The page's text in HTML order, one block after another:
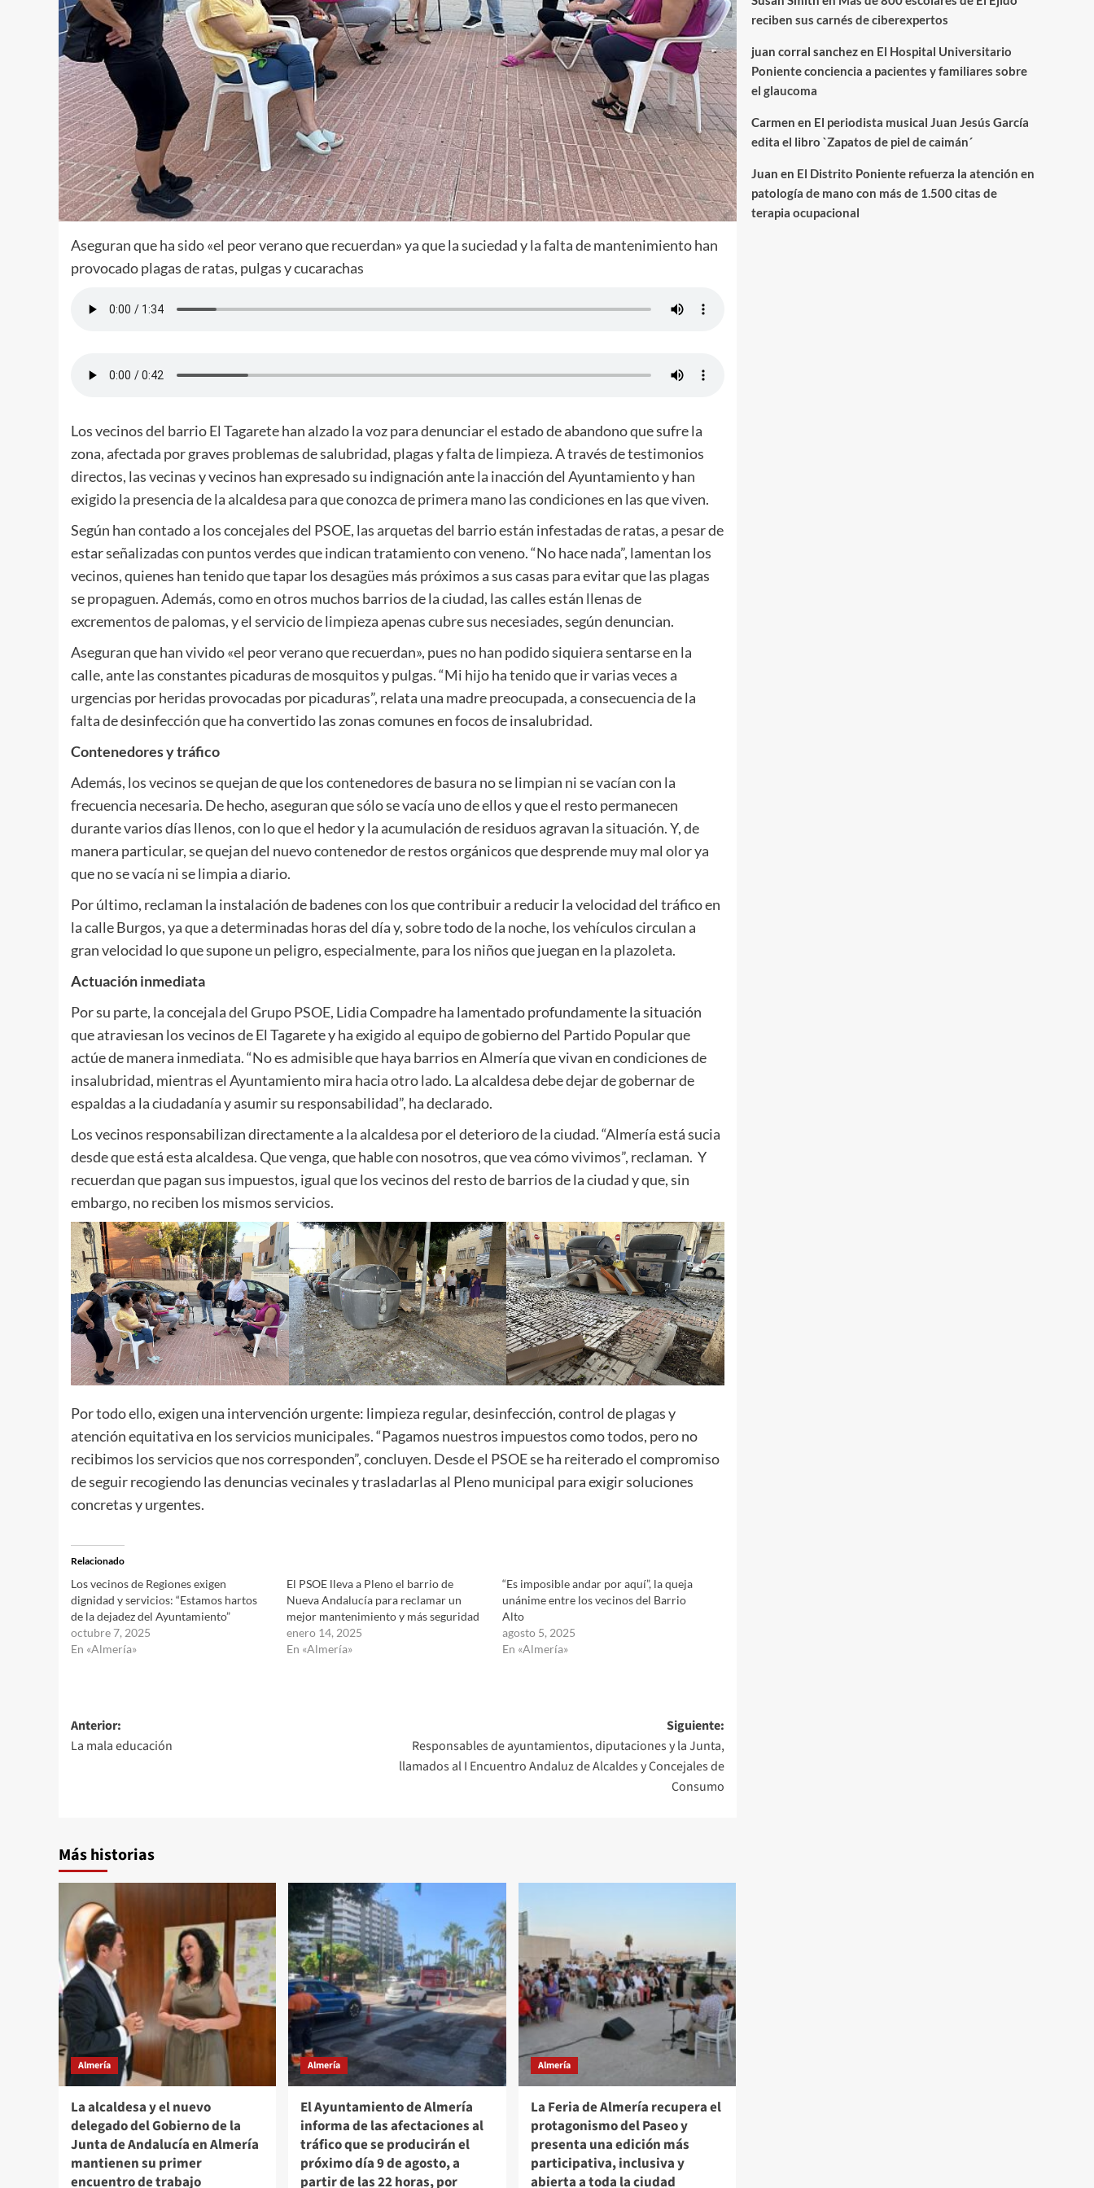
Aseguran que ha sido «el peor verano que recuerdan» ya que la suciedad y la falta de mantenimiento han
provocado plagas de ratas, pulgas y cucarachas
Los vecinos del barrio El Tagarete han alzado la voz para denunciar el estado de abandono que sufre la
zona, afectada por graves problemas de salubridad, plagas y falta de limpieza. A través de testimonios
directos, las vecinas y vecinos han expresado su indignación ante la inacción del Ayuntamiento y han
exigido la presencia de la alcaldesa para que conozca de primera mano las condiciones en las que viven.
Según han contado a los concejales del PSOE, las arquetas del barrio están infestadas de ratas, a pesar de
estar señalizadas con puntos verdes que indican tratamiento con veneno. “No hace nada”, lamentan los
vecinos, quienes han tenido que tapar los desagües más próximos a sus casas para evitar que las plagas
se propaguen. Además, como en otros muchos barrios de la ciudad, las calles están llenas de
excrementos de palomas, y el servicio de limpieza apenas cubre sus necesiades, según denuncian.
Aseguran que han vivido «el peor verano que recuerdan», pues no han podido siquiera sentarse en la
calle, ante las constantes picaduras de mosquitos y pulgas. “Mi hijo ha tenido que ir varias veces a
urgencias por heridas provocadas por picaduras”, relata una madre preocupada, a consecuencia de la
falta de desinfección que ha convertido las zonas comunes en focos de insalubridad.
Contenedores y tráfico
Además, los vecinos se quejan de que los contenedores de basura no se limpian ni se vacían con la
frecuencia necesaria. De hecho, aseguran que sólo se vacía uno de ellos y que el resto permanecen
durante varios días llenos, con lo que el hedor y la acumulación de residuos agravan la situación. Y, de
manera particular, se quejan del nuevo contenedor de restos orgánicos que desprende muy mal olor ya
que no se vacía ni se limpia a diario.
Por último, reclaman la instalación de badenes con los que contribuir a reducir la velocidad del tráfico en
la calle Burgos, ya que a determinadas horas del día y, sobre todo de la noche, los vehículos circulan a
gran velocidad lo que supone un peligro, especialmente, para los niños que juegan en la plazoleta.
Actuación inmediata
Por su parte, la concejala del Grupo PSOE, Lidia Compadre ha lamentado profundamente la situación
que atraviesan los vecinos de El Tagarete y ha exigido al equipo de gobierno del Partido Popular que
actúe de manera inmediata. “No es admisible que haya barrios en Almería que vivan en condiciones de
insalubridad, mientras el Ayuntamiento mira hacia otro lado. La alcaldesa debe dejar de gobernar de
espaldas a la ciudadanía y asumir su responsabilidad”, ha declarado.
Los vecinos responsabilizan directamente a la alcaldesa por el deterioro de la ciudad. “Almería está sucia
desde que está esta alcaldesa. Que venga, que hable con nosotros, que vea cómo vivimos”, reclaman. Y
recuerdan que pagan sus impuestos, igual que los vecinos del resto de barrios de la ciudad y que, sin
embargo, no reciben los mismos servicios.
Por todo ello, exigen una intervención urgente: limpieza regular, desinfección, control de plagas y
atención equitativa en los servicios municipales. “Pagamos nuestros impuestos como todos, pero no
recibimos los servicios que nos corresponden”, concluyen. Desde el PSOE se ha reiterado el compromiso
de seguir recogiendo las denuncias vecinales y trasladarlas al Pleno municipal para exigir soluciones
concretas y urgentes.
Relacionado
Los vecinos de Regiones exigen
dignidad y servicios: “Estamos hartos
de la dejadez del Ayuntamiento”
octubre 7, 2025
En «Almería»
El PSOE lleva a Pleno el barrio de
Nueva Andalucía para reclamar un
mejor mantenimiento y más seguridad
enero 14, 2025
En «Almería»
“Es imposible andar por aquí”, la queja
unánime entre los vecinos del Barrio
Alto
agosto 5, 2025
En «Almería»
Navegación
de
Anterior:
La mala educación
Siguiente:
Responsables de ayuntamientos, diputaciones y la Junta,
llamados al I Encuentro Andaluz de Alcaldes y Concejales de
Consumo
Más historias
Almería
La alcaldesa y el nuevo
delegado del Gobierno de la
Junta de Andalucía en Almería
mantienen su primer
encuentro de trabajo
Almería
El Ayuntamiento de Almería
informa de las afectaciones al
tráfico que se producirán el
próximo día 9 de agosto, a
partir de las 22 horas, por
Almería
La Feria de Almería recupera el
protagonismo del Paseo y
presenta una edición más
participativa, inclusiva y
abierta a toda la ciudad
reciben sus carnés de ciberexpertos
juan corral sanchezen El Hospital Universitario
Poniente conciencia a pacientes y familiares sobre
el glaucoma
Carmen en El periodista musical Juan Jesús García
edita el libro `Zapatos de piel de caimán´
Juan en El Distrito Poniente refuerza la atención en
patología de mano con más de 1.500 citas de
terapia ocupacional